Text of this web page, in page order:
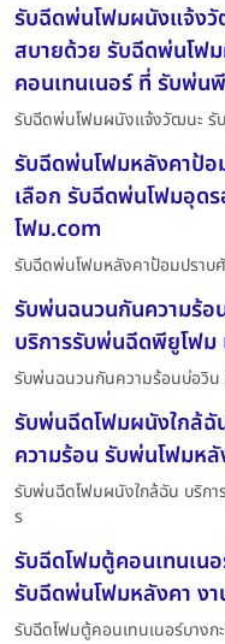
รับฉีดพ่นโฟมผนังแจ้งวั
สบายด้วย รับฉีดพ่นโฟ
คอนเทนเนอร์ ที่ รับพ่น
รับฉีดพ่นโฟมผนังแจ้งวัฒนะ รั
รับฉีดพ่นโฟมหลังคาป้อ
เลือก รับฉีดพ่นโฟมอุด
โฟม.com
รับฉีดพ่นโฟมหลังคาป้อมปราบ
รับพ่นฉนวนกันความร้
บริการรับพ่นฉีดพียูโฟม
รับพ่นฉนวนกันความร้อนบ่อวิ
รับพ่นฉีดโฟมผนังใกล้
ความร้อน รับพ่นโฟมหลั
รับพ่นฉีดโฟมผนังใกล้ฉัน บริก
ร
รับฉีดโฟมตู้คอนเทนเน
รับฉีดพ่นโฟมหลังคา ง
รับฉีดโฟมตู้คอนเทนเนอร์บาง